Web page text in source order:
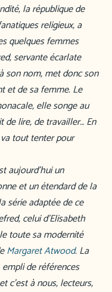
la république de
religieux, a
quelques femmes
servante écarlate
son nom, met donc son
et de sa femme. Le
elle songe au
lire, de travailler… En
tout tenter pour
aujourd’hui un
et un étendard de la
série adaptée de ce
celui d’Elisabeth
toute sa modernité
Margaret Atwood. La
de références
c’est à nous, lecteurs,